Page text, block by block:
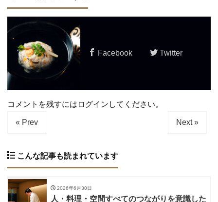
Facebook Twitter
コメントを残すにはログインしてください。
« Prev Next »
こんな記事も読まれています
2026年6月30日
人・料理・空間すべてのつながりを意識した